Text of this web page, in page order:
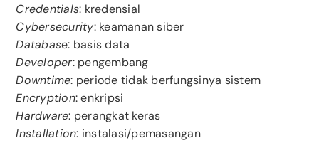
Credentials: kredensial
Cybersecurity: keamanan siber
Database: basis data
Developer: pengembang
Downtime: periode tidak berfungsinya sistem
Encryption: enkripsi
Hardware: perangkat keras
Installation: instalasi/pemasangan